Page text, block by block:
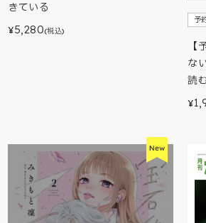
きている
¥5,280(税込)
予
【
な
読
¥